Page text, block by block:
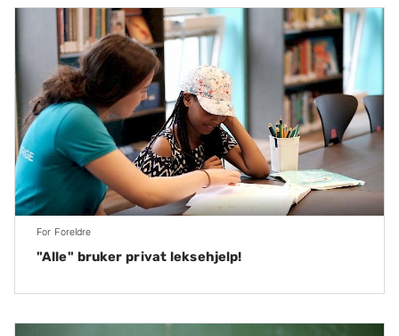
For Foreldre
"Alle" bruker privat leksehjelp!